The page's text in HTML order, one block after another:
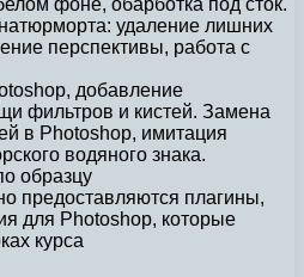
удаление лишних
перспективы, работа с
добавление
фильтров и кистей. Замена
в Photoshop, имитация
водяного знака.
образцу
предоставляются плагины,
для Photoshop, которые
курса